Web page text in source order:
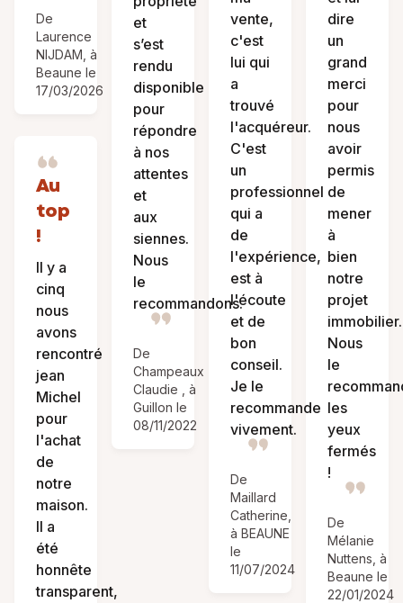
De
Laurence
NIJDAM, à
Beaune le
17/03/2026
Au
top
!
Il y a
cinq
nous
avons
rencontré
jean
Michel
pour
l'achat
de
notre
maison.
Il a
été
honnête
transparent,
et
s’est
rendu
disponible
pour
répondre
à nos
attentes
et
aux
siennes.
Nous
le
recommandons.
De
Champeaux
Claudie , à
Guillon le
08/11/2022
vente,
c'est
lui qui
a
trouvé
l'acquéreur.
C'est
un
professionnel
qui a
de
l'expérience,
est à
l'écoute
et de
bon
conseil.
Je le
recommande
vivement.
De
Maillard
Catherine,
à BEAUNE
le
11/07/2024
dire
un
grand
merci
pour
nous
avoir
permis
de
mener
à
bien
notre
projet
immobilier.
Nous
le
les
yeux
fermés
!
De
Mélanie
Nuttens, à
Beaune le
22/01/2024